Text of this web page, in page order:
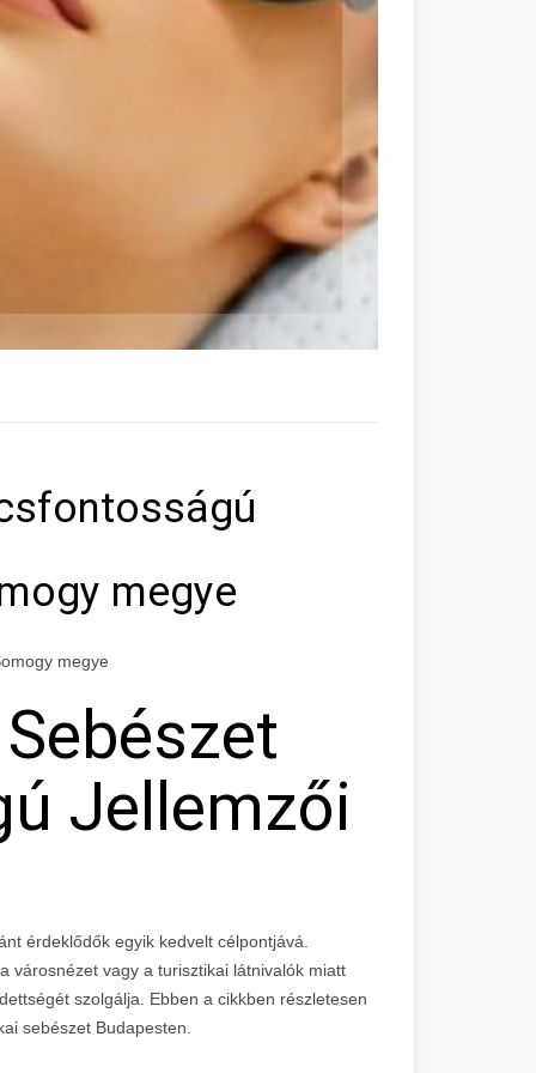
megye
megye
Jellemzői
érdeklődők egyik kedvelt célpontjává.
városnézet vagy a turisztikai látnivalók miatt
szolgálja. Ebben a cikkben részletesen
sebészet Budapesten.